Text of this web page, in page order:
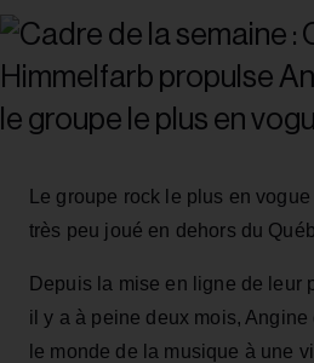
Le groupe rock le plus en
très peu joué en dehors du
Depuis la mise en ligne de leur
il y a à peine deux mois,
le monde de la musique à une